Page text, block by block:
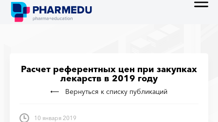
Расчет референтных цен при закупках
лекарств в 2019 году
Вернуться к списку публикаций
10 января 2019